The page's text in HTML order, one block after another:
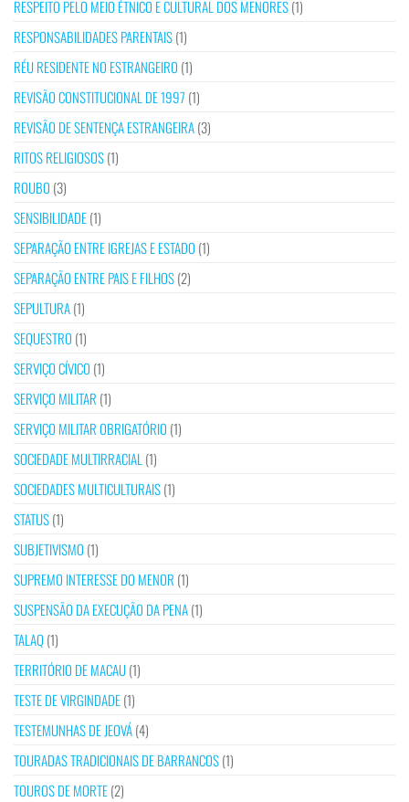
RESPEITO PELO MEIO ÉTNICO E CULTURAL DOS MENORES(1)
RESPONSABILIDADES PARENTAIS(1)
RÉU RESIDENTE NO ESTRANGEIRO (1)
REVISÃO CONSTITUCIONAL DE 1997 (1)
REVISÃO DE SENTENÇA ESTRANGEIRA(3)
RITOS RELIGIOSOS(1)
ROUBO (3)
SENSIBILIDADE(1)
SEPARAÇÃO ENTRE IGREJAS E ESTADO (1)
SEPARAÇÃO ENTRE PAIS E FILHOS(2)
SEPULTURA(1)
SEQUESTRO (1)
SERVIÇO CÍVICO (1)
SERVIÇO MILITAR (1)
SERVIÇO MILITAR OBRIGATÓRIO (1)
SOCIEDADE MULTIRRACIAL (1)
SOCIEDADES MULTICULTURAIS(1)
STATUS(1)
SUBJETIVISMO (1)
SUPREMO INTERESSE DO MENOR (1)
SUSPENSÃO DA EXECUÇÃO DA PENA(1)
TALAQ(1)
TERRITÓRIO DE MACAU(1)
TESTE DE VIRGINDADE(1)
TESTEMUNHAS DE JEOVÁ(4)
TOURADAS TRADICIONAIS DE BARRANCOS(1)
TOUROS DE MORTE(2)